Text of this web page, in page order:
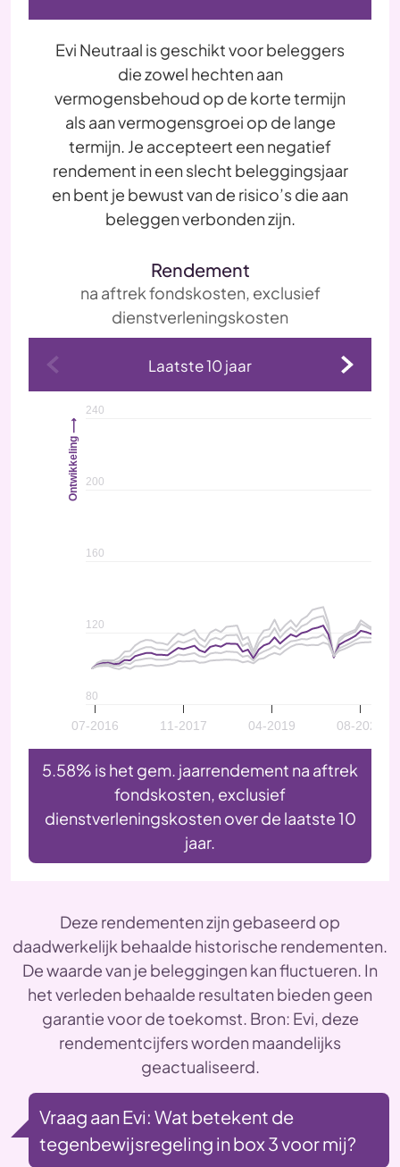
Evi Neutraal is geschikt voor beleggers
die zowel hechten aan
vermogensbehoud op de korte termijn
als aan vermogensgroei op de lange
termijn. Je accepteert een negatief
rendement in een slecht beleggingsjaar
en bent je bewust van de risico’s die aan
beleggen verbonden zijn.
Rendement
na aftrek fondskosten, exclusief
dienstverleningskosten
Laatste 10 jaar
Ontwikkeling ⟶
07-2016 11-2017 04-2019 08-2020
80
120
160
200
240
5.58% is het gem. jaarrendement na aftrek
fondskosten, exclusief
dienstverleningskosten over de laatste 10
jaar.
Deze rendementen zijn gebaseerd op
daadwerkelijk behaalde historische rendementen.
De waarde van je beleggingen kan fluctueren. In
het verleden behaalde resultaten bieden geen
garantie voor de toekomst. Bron: Evi, deze
rendementcijfers worden maandelijks
geactualiseerd.
Vraag aan Evi: Wat betekent de
tegenbewijsregeling in box 3 voor mij?